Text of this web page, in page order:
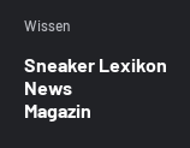
Wissen
Sneaker Lexikon
News
Magazin